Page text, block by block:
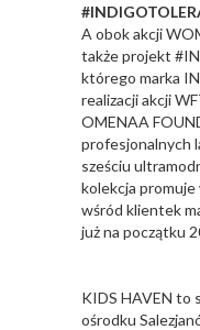
A obok akcji
także projekt
którego marka
realizacji akcji
OMENAA
profesjonalnych
sześciu
kolekcja
wśród klientek
już na początku
KIDS HAVEN to
ośrodku